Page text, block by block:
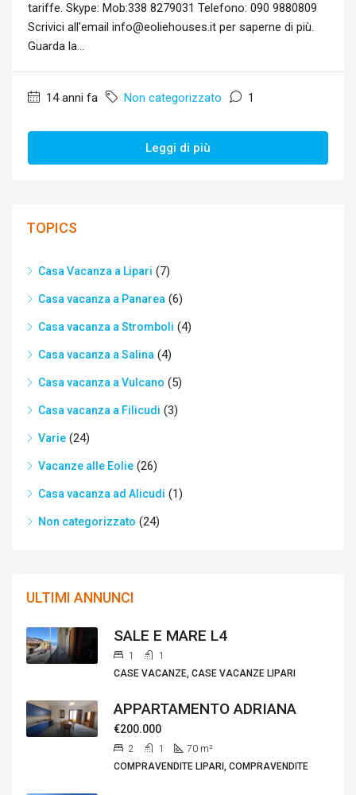
tariffe. Skype: Mob:338 8279031 Telefono: 090 9880809
Scrivici all'email info@eoliehouses.it per saperne di più.
Guarda la...
14 anni fa Non categorizzato 1
Leggi di più
TOPICS
Casa Vacanza a Lipari (7)
Casa vacanza a Panarea (6)
Casa vacanza a Stromboli (4)
Casa vacanza a Salina (4)
Casa vacanza a Vulcano (5)
Casa vacanza a Filicudi (3)
Varie (24)
Vacanze alle Eolie (26)
Casa vacanza ad Alicudi (1)
Non categorizzato (24)
ULTIMI ANNUNCI
SALE E MARE L4
1
1
CASE VACANZE, CASE VACANZE LIPARI
APPARTAMENTO ADRIANA
€200.000
2 1 70 m²
COMPRAVENDITE LIPARI, COMPRAVENDITE